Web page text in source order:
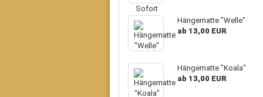
Hängematte "Welle"
ab 13,00 EUR
Hängematte "Koala"
ab 13,00 EUR